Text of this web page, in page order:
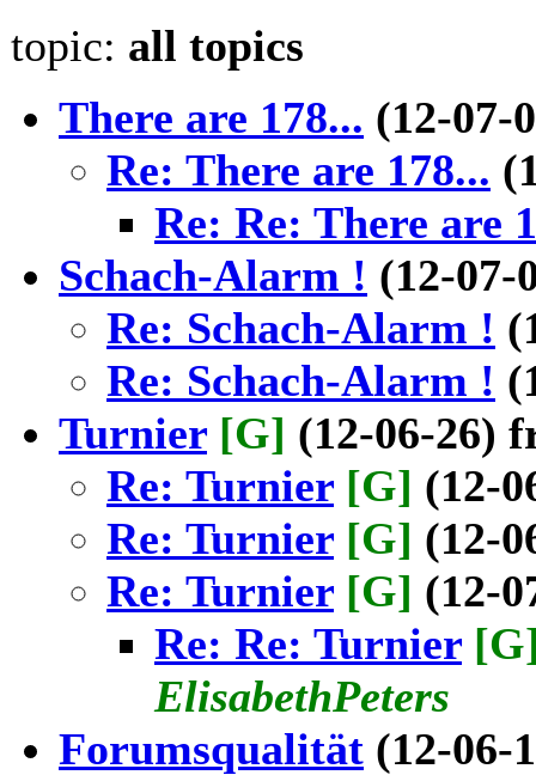
topic: all topics
There are 178... (12-
Re: There are 178...
Re: Re: There are
Schach-Alarm ! (12-
Re: Schach-Alarm !
Re: Schach-Alarm !
Turnier [G] (12-06-26)
Re: Turnier [G] (12-
Re: Turnier [G] (12-
Re: Turnier [G] (12-
Re: Re: Turnier
ElisabethPeters
Forumsqualität (12-